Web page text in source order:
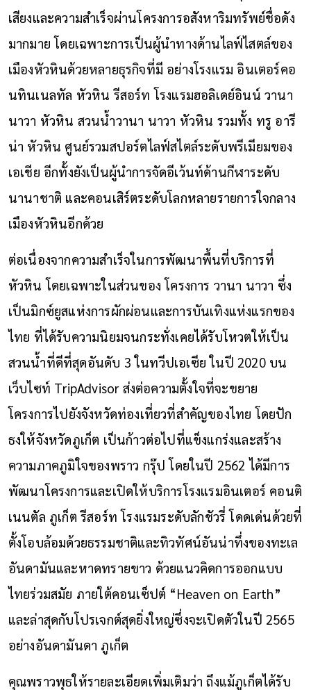
เสียงและความสำเร็จผ่านโครงการอสังหาริมทรัพย์ชื่อดัง
มากมาย โดยเฉพาะการเป็นผู้นำทางด้านไลฟ์ไสตล์ของ
เมืองหัวหินด้วยหลายธุรกิจที่มี อย่างโรงแรม อินเตอร์คอ
นทินเนลทัล หัวหิน รีสอร์ท โรงแรมฮอลิเดย์อินน์ วานา
นาวา หัวหิน สวนน้ำวานา นาวา หัวหิน รวมทั้ง ทรู อารี
น่า หัวหิน ศูนย์รวมสปอร์ตไลฟ์สไตล์ระดับพรีเมียมของ
เอเชีย อีกทั้งยังเป็นผู้นำการจัดอีเว้นท์ด้านกีฬาระดับ
นานาชาติ และคอนเสิร์ตระดับโลกหลายรายการใจกลาง
เมืองหัวหินอีกด้วย
ต่อเนื่องจากความสำเร็จในการพัฒนาพื้นที่บริการที่
หัวหิน โดยเฉพาะในส่วนของ โครงการ วานา นาวา ซึ่ง
เป็นมิกซ์ยูสแห่งการผักผ่อนและการบันเทิงแห่งแรกของ
ไทย ที่ได้รับความนิยมจนกระทั่งเคยได้รับโหวตให้เป็น
สวนน้ำที่ดีที่สุดอันดับ 3 ในทวีปเอเซีย ในปี 2020 บน
เว็บไซท์ TripAdvisor ส่งต่อความตั้งใจที่จะขยาย
โครงการไปยังจังหวัดท่องเที่ยวที่สำคัญของไทย โดยปัก
ธงให้จังหวัดภูเก็ต เป็นก้าวต่อไปที่แข็งแกร่งและสร้าง
ความภาคภูมิใจของพราว กรุ๊ป โดยในปี 2562 ได้มีการ
พัฒนาโครงการและเปิดให้บริการโรงแรมอินเตอร์ คอนติ
เนนตัล ภูเก็ต รีสอร์ท โรงแรมระดับลักชัวรี่ โดดเด่นด้วยที่
ตั้งโอบล้อมด้วยธรรมชาติและทิวทัศน์อันน่าทึ่งของทะเล
อันดามันและหาดทรายขาว ด้วยแนวคิดการออกแบบ
ไทยร่วมสมัย ภายใต้คอนเซ็ปต์ “Heaven on Earth”
และล่าสุดกับโปรเจกต์สุดยิ่งใหญ่ซึ่งจะเปิดตัวในปี 2565
อย่างอันดามันดา ภูเก็ต
คุณพราวพุธให้รายละเอียดเพิ่มเติมว่า ถึงแม้ภูเก็ตได้รับ